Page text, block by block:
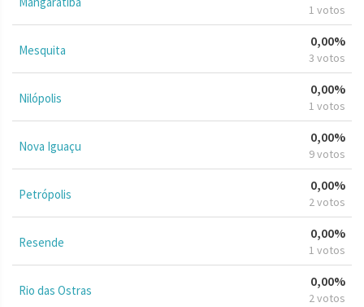
1 votos
Mesquita
0,00%
3 votos
Nilópolis
0,00%
1 votos
Nova Iguaçu
0,00%
9 votos
Petrópolis
0,00%
2 votos
Resende
0,00%
1 votos
Rio das Ostras
0,00%
2 votos